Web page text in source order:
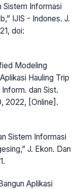
Sistem Informasi
IJIS - Indones. J.
doi:
Modeling
Hauling Trip
dan Sist.
2022, [Online].
Sistem Informasi
J. Ekon. Dan
Aplikasi